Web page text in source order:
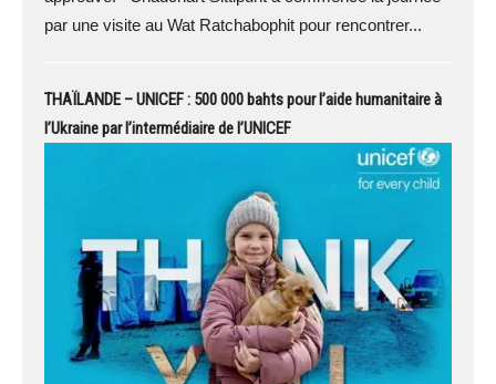
par une visite au Wat Ratchabophit pour rencontrer...
THAÏLANDE – UNICEF : 500 000 bahts pour l’aide humanitaire à
l’Ukraine par l’intermédiaire de l’UNICEF